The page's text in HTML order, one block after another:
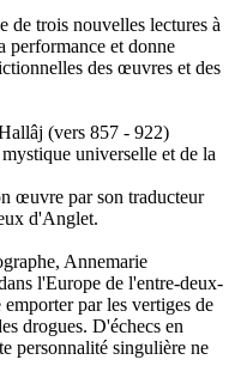
trois nouvelles lectures à
performance et donne
des œuvres et des
(vers 857 - 922)
universelle et de la
œuvre par son traducteur
d'Anglet.
Annemarie
l'Europe de l'entre-deux-
par les vertiges de
drogues. D'échecs en
personnalité singulière ne